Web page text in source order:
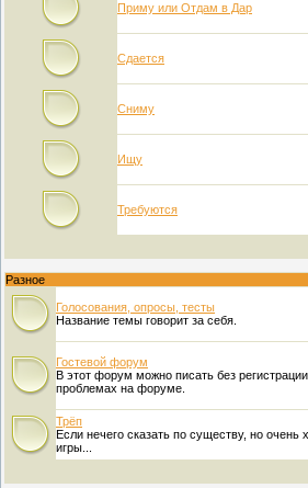
Приму или Отдам в Дар
Сдается
Сниму
Ищу
Требуются
Разное
Голосования, опросы, тесты
Название темы говорит за себя.
Гостевой форум
В этот форум можно писать без
проблемах на форуме.
Трёп
Если нечего сказать по существу, но
игры...